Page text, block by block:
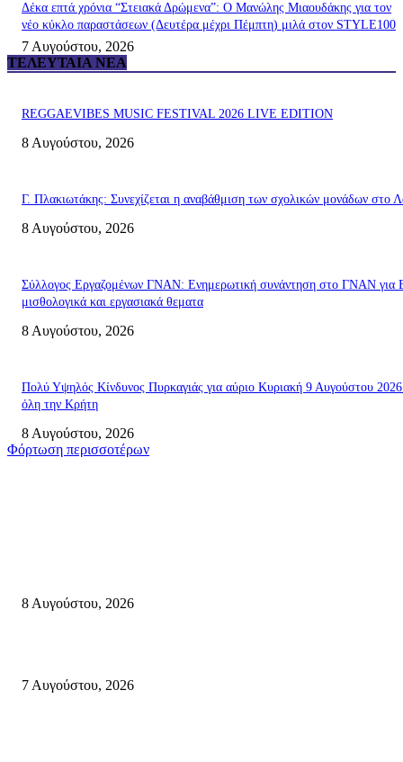
Δέκα επτά χρόνια “Στειακά Δρώμενα”: Ο Μανώλης Μιαουδάκης για τον
νέο κύκλο παραστάσεων (Δευτέρα μέχρι Πέμπτη) μιλά στον STYLE100
7 Αυγούστου, 2026
ΤΕΛΕΥΤΑΊΑ ΝΈΑ
REGGAEVIBES MUSIC FESTIVAL 2026 LIVE EDITION
8 Αυγούστου, 2026
Γ. Πλακιωτάκης: Συνεχίζεται η αναβάθμιση των σχολικών μονάδων στο
8 Αυγούστου, 2026
Σύλλογος Εργαζομένων ΓΝΑΝ: Ενημερωτική συνάντηση στο ΓΝΑΝ
μισθολογικά και εργασιακά θεματα
8 Αυγούστου, 2026
Πολύ Υψηλός Κίνδυνος Πυρκαγιάς για αύριο Κυριακή 9 Αυγούστου
όλη την Κρήτη
8 Αυγούστου, 2026
Φόρτωση περισσοτέρων
8 Αυγούστου, 2026
7 Αυγούστου, 2026